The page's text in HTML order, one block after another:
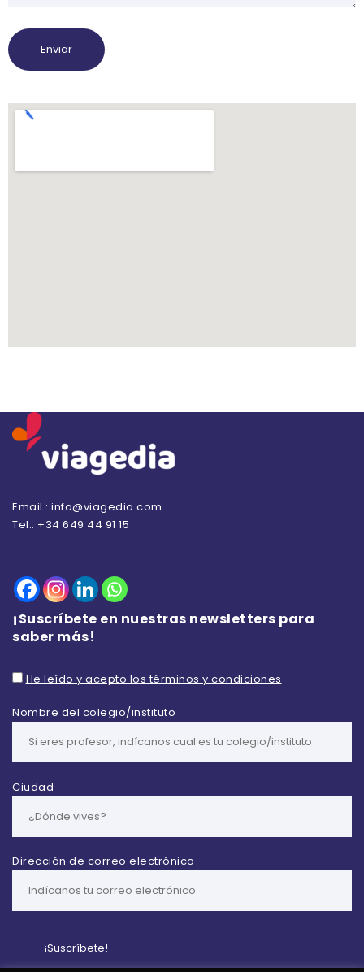
Email : info@viagedia.com
Tel.: +34 649 44 91 15
¡Suscríbete en nuestras newsletters para
saber más!
He leído y acepto los términos y condiciones
Nombre del colegio/instituto
Ciudad
Dirección de correo electrónico